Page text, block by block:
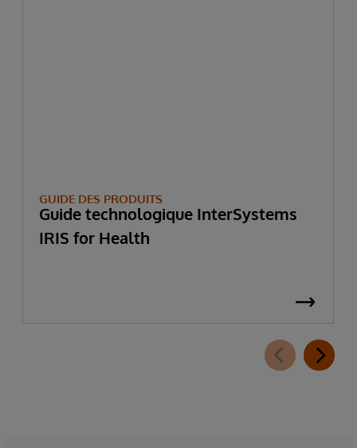
GUIDE DES PRODUITS
Guide technologique InterSystems
IRIS for Health